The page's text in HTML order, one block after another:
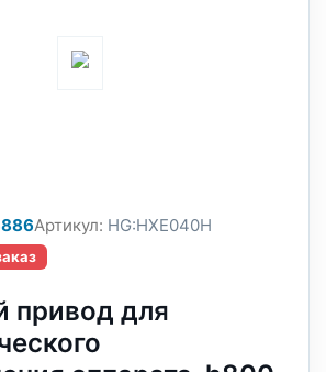
Артикул: HG:HXE040H
привод для